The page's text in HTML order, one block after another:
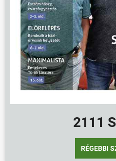
2111
RÉGEBBI